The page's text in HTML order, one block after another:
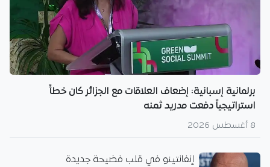
برلمانية إسبانية: إضعاف العلاقات مع الجزائر كان خطأً
استراتيجياً دفعت مدريد ثمنه
8 أغسطس 2026
إنفانتينو في قلب فضيحة جديدة